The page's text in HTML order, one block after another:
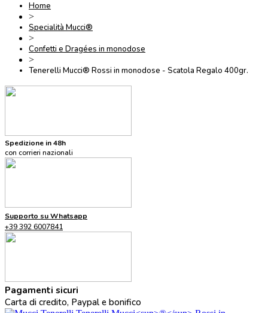
Home
>
Specialità Mucci®
>
Confetti e Dragées in monodose
>
Tenerelli Mucci® Rossi in monodose - Scatola Regalo 400gr.
Spedizione in 48h
con corrieri nazionali
Supporto su Whatsapp
+39 392 6007841
Pagamenti sicuri
Carta di credito, Paypal e bonifico